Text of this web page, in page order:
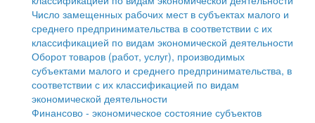
Социальная защита
Фотоальбом
Муниципальные услуги
Проекты административных регламентов
Антимонопольный комплаенс
Противодействие коррупции
Информационная поддержка субъектов малого и
среднего предпринимательства
Муниципальные программы
Контрольно-счетная палата
Число замещенных рабочих мест в субъектах малого и
среднего предпринимательства в соответствии с их
классификацией по видам экономической деятельности
Оборот товаров (работ, услуг), производимых
субъектами малого и среднего предпринимательства, в
соответствии с их классификацией по видам
экономической деятельности
Финансово - экономическое состояние субъектов